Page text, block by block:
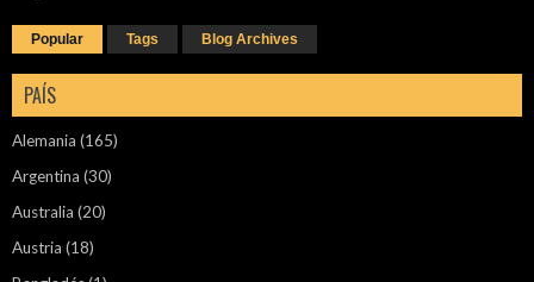
Popular Tags Blog Archives
PAÍS
Alemania (165)
Argentina (30)
Australia (20)
Austria (18)